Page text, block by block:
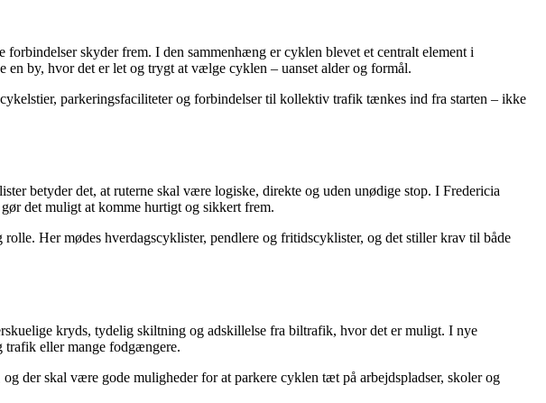
skyder frem. I den sammenhæng er cyklen blevet et centralt element i
by, hvor det er let og trygt at vælge cyklen – uanset alder og formål.
parkeringsfaciliteter og forbindelser til kollektiv trafik tænkes ind fra starten – ikke
betyder det, at ruterne skal være logiske, direkte og uden unødige stop. I Fredericia
det muligt at komme hurtigt og sikkert frem.
Her mødes hverdagscyklister, pendlere og fritidscyklister, og det stiller krav til både
kryds, tydelig skiltning og adskillelse fra biltrafik, hvor det er muligt. I nye
trafik eller mange fodgængere.
der skal være gode muligheder for at parkere cyklen tæt på arbejdspladser, skoler og